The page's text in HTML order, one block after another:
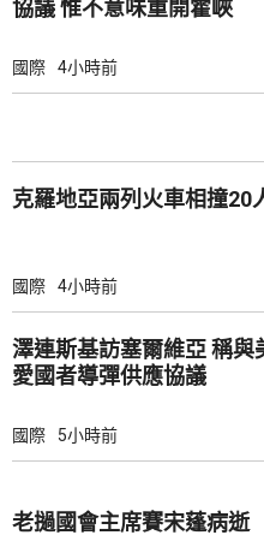
協議 惟不意味重開霍峽
國際 4小時前
克羅地亞兩列火車相撞20
國際 4小時前
澤連斯基訪塞爾維亞 稱與美達
愛國者導彈供應協議
國際 5小時前
老撾國會主席賽宋蓬病逝